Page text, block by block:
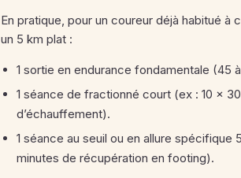
En pratique, pour un coureur déjà habitué
un 5 km plat :
1 sortie en endurance fondamentale (45
1 séance de fractionné court (ex : 10 ×
d’échauffement).
1 séance au seuil ou en allure
minutes de récupération en footing).